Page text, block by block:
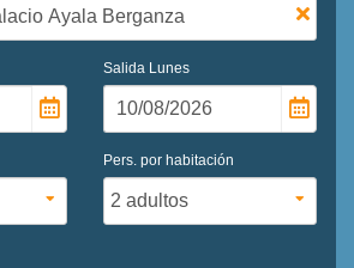
Salida Lunes
Pers. por habitación